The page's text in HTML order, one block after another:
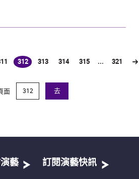
312
(current)313 314 315 ... 321
面 去
藝 訂閱演藝快訊